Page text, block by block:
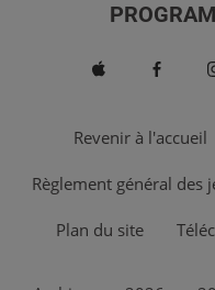
Revenir à l'accueil
Règlement général des
Plan du site